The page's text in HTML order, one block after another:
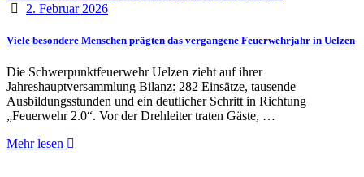
2. Februar 2026
Viele besondere Menschen prägten das vergangene Feuerwehrjahr in Uelzen
Die Schwerpunktfeuerwehr Uelzen zieht auf ihrer
Jahreshauptversammlung Bilanz: 282 Einsätze, tausende
Ausbildungsstunden und ein deutlicher Schritt in Richtung
„Feuerwehr 2.0“. Vor der Drehleiter traten Gäste, …
Mehr lesen